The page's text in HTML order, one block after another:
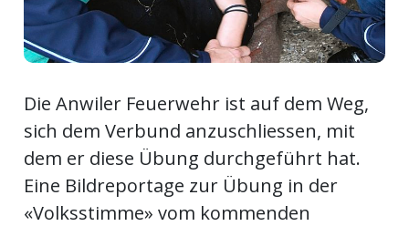
Fussball
Die Anwiler Feuerwehr ist auf dem Weg,
sich dem Verbund anzuschliessen, mit
dem er diese Übung durchgeführt hat.
Eine Bildreportage zur Übung in der
«Volksstimme» vom kommenden